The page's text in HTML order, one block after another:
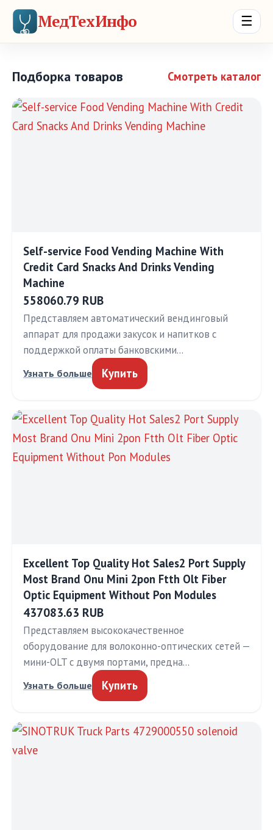
МедТехИнфо ☰
Подборка товаров Смотреть каталог
Self-service Food Vending Machine With
Credit Card Snacks And Drinks Vending
Machine
558060.79 RUB
Представляем автоматический вендинговый
аппарат для продажи закусок и напитков с
поддержкой оплаты банковскими…
Узнать больше Купить
Excellent Top Quality Hot Sales2 Port Supply
Most Brand Onu Mini 2pon Ftth Olt Fiber
Optic Equipment Without Pon Modules
437083.63 RUB
Представляем высококачественное
оборудование для волоконно-оптических сетей —
мини-OLT с двумя портами, предна…
Узнать больше Купить